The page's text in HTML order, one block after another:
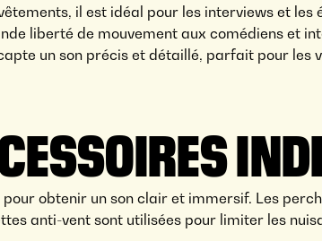
il est idéal pour les interviews et les
liberté de mouvement aux comédiens et
un son précis et détaillé, parfait pour les
obtenir un son clair et immersif. Les
anti-vent sont utilisées pour limiter les